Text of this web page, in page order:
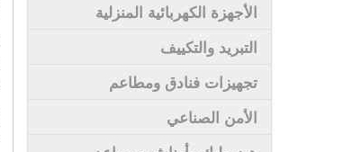
الأجهزة الكهربائية المنزلية
التبريد والتكييف
تجهيزات فنادق ومطاعم
الأمن الصناعي